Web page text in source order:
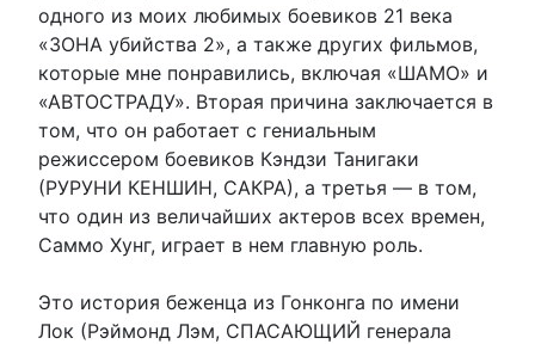
одного из моих любимых боевиков 21 века
«ЗОНА убийства 2», а также других фильмов,
которые мне понравились, включая «ШАМО» и
«АВТОСТРАДУ». Вторая причина заключается в
том, что он работает с гениальным
режиссером боевиков Кэндзи Танигаки
(РУРУНИ КЕНШИН, САКРА), а третья — в том,
что один из величайших актеров всех времен,
Саммо Хунг, играет в нем главную роль.
Это история беженца из Гонконга по имени
Лок (Рэймонд Лэм, СПАСАЮЩИЙ генерала